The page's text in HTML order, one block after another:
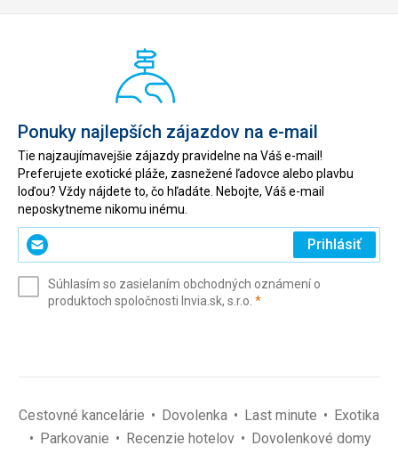
Ponuky najlepších zájazdov na e-mail
Tie najzaujímavejšie zájazdy pravidelne na Váš e-mail!
Preferujete exotické pláže, zasnežené ľadovce alebo plavbu
loďou? Vždy nájdete to, čo hľadáte. Nebojte, Váš e-mail
neposkytneme nikomu inému.
Zadajte
svoj
(povinné)
Prihlásiť
Súhlasím so zasielaním obchodných oznámení o
produktoch spoločnosti Invia.sk, s.r.o. *(povinné)
Cestovné kancelárie Dovolenka Last minute
Exotika
Parkovanie
Recenzie hotelov Dovolenkové domy